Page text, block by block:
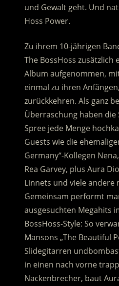
und Gewalt geht. Und
Hoss Power.
Zu ihrem 10-jährigen
The BossHoss zusätzlich
Album aufgenommen,
einmal zu ihren
zurückkehren. Als ganz
Überraschung haben die
Spree jede Menge
Guests wie die
Germany“-Kollegen
Rea Garvey, plus Aura
Linnets und viele andere
Gemeinsam performt
ausgesuchten Megahits
BossHoss-Style: So
Mansons „The Beautiful
Slidegitarren
in einen nach vorne
Nackenbrecher, baut